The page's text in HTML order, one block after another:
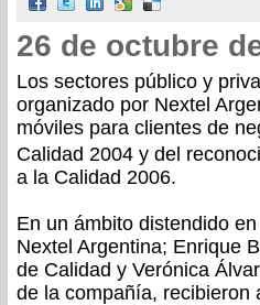
26 de octubre
Los sectores público y
organizado por Nextel
móviles para clientes de
Calidad 2004 y del
a la Calidad 2006.
En un ámbito distendido
Nextel Argentina; Enrique
de Calidad y Verónica
de la compañía, recibieron